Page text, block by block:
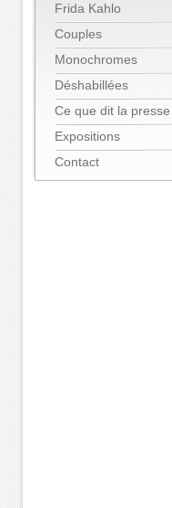
Frida Kahlo
Couples
Monochromes
Déshabillées
Ce que dit la presse
Expositions
Contact